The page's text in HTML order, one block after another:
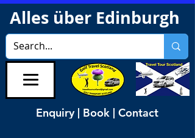
Alles über Edinburgh
Enquiry | Book | Contact